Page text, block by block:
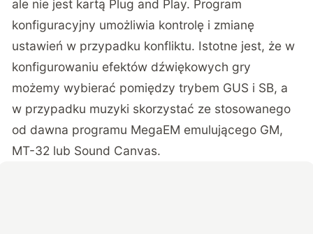
ale nie jest kartą Plug and Play. Program
konfiguracyjny umożliwia kontrolę i zmianę
ustawień w przypadku konfliktu. Istotne jest, że w
konfigurowaniu efektów dźwiękowych gry
możemy wybierać pomiędzy trybem GUS i SB, a
w przypadku muzyki skorzystać ze stosowanego
od dawna programu MegaEM emulującego GM,
MT-32 lub Sound Canvas.